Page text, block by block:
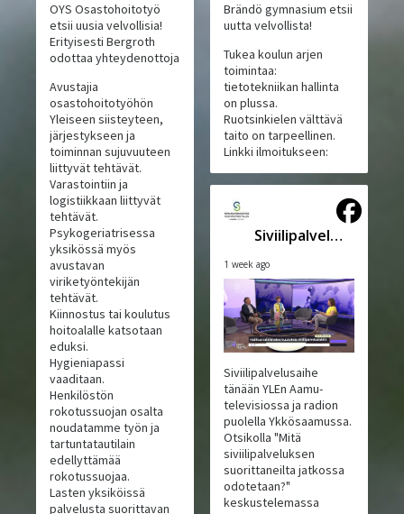
OYS Osastohoitotyö
etsii uusia velvollisia!
Erityisesti Bergroth
odottaa yhteydenottoja
Avustajia
osastohoitotyöhön
Yleiseen siisteyteen,
järjestykseen ja
toiminnan sujuvuuteen
liittyvät tehtävät.
Varastointiin ja
logistiikkaan liittyvät
tehtävät.
Psykogeriatrisessa
yksikössä myös
avustavan
viriketyöntekijän
tehtävät.
Kiinnostus tai koulutus
hoitoalalle katsotaan
eduksi.
Hygieniapassi
vaaditaan.
Henkilöstön
rokotussuojan osalta
noudatamme työn ja
tartuntatautilain
edellyttämää
rokotussuojaa.
Lasten yksiköissä
palvelusta suorittavan
Brändö gymnasium etsii
uutta velvollista!
Tukea koulun arjen
toimintaa:
tietotekniikan hallinta
on plussa.
Ruotsinkielen välttävä
taito on tarpeellinen.
Linkki ilmoitukseen:
Siviilipalveluskeskus
1 week ago
Siviilipalvelusaihe
tänään YLEn Aamu-
televisiossa ja radion
puolella Ykkösaamussa.
Otsikolla "Mitä
siviilipalveluksen
suorittaneilta jatkossa
odotetaan?"
keskustelemassa